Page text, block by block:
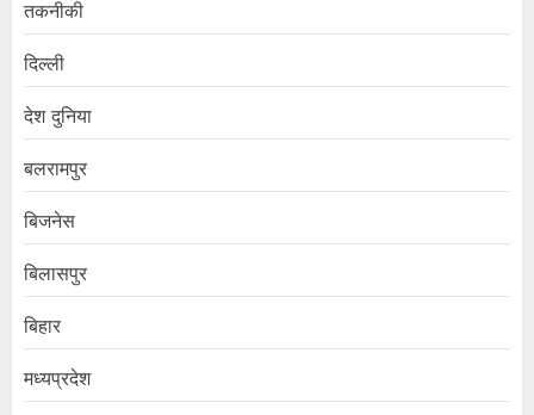
तकनीकी
दिल्ली
देश दुनिया
बलरामपुर
बिजनेस
बिलासपुर
बिहार
मध्यप्रदेश